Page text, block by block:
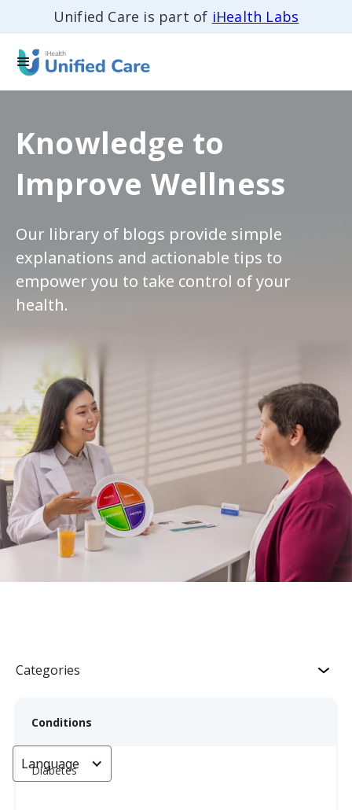
Unified Care is part of iHealth Labs
Knowledge to
Improve Wellness
Our library of blogs provide simple
explanations and actionable tips to
empower you to take control of your
health.
Categories
Conditions
Diabetes
Language